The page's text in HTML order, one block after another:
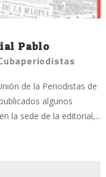
Pablo
de la Periodistas de
algunos
la sede de la editorial,...